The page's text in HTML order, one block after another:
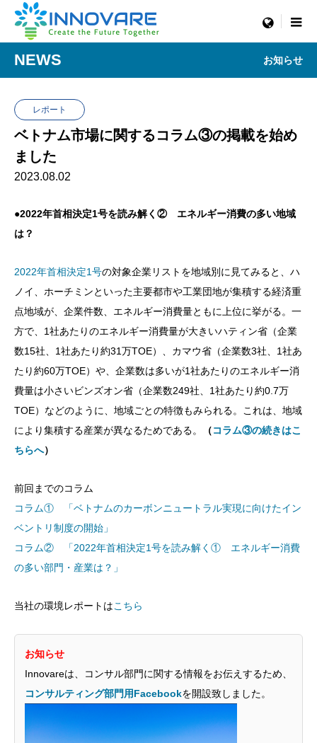
menu
NEWS お知らせ
レポート
ベトナム市場に関するコラム③の掲載を始め
ました
2023.08.02
●2022年首相決定1号を読み解く② エネルギー消費の多い地域
は？
2022年首相決定1号の対象企業リストを地域別に見てみると、ハ
ノイ、ホーチミンといった主要都市や工業団地が集積する経済重
点地域が、企業件数、エネルギー消費量ともに上位に挙がる。一
方で、1社あたりのエネルギー消費量が大きいハティン省（企業
数15社、1社あたり約31万TOE）、カマウ省（企業数3社、1社あ
たり約60万TOE）や、企業数は多いが1社あたりのエネルギー消
費量は小さいビンズオン省（企業数249社、1社あたり約0.7万
TOE）などのように、地域ごとの特徴もみられる。これは、地域
により集積する産業が異なるためである。
（コラム③の続きはこ
ちらへ）
前回までのコラム
コラム① 「ベトナムのカーボンニュートラル実現に向けたイン
ベントリ制度の開始」
コラム② 「2022年首相決定1号を読み解く① エネルギー消費
の多い部門・産業は？」
当社の環境レポートはこちら
お知らせ
Innovareは、コンサル部門に関する情報をお伝えするため、
コンサルティング部門用Facebookを開設致しました。